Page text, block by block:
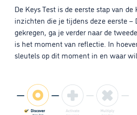
De Keys Test is de eerste stap van de
inzichten die je tijdens deze eerste –
gekregen, ga je verder naar de
is het moment van reflectie. In
sleutels op dit moment in en waar